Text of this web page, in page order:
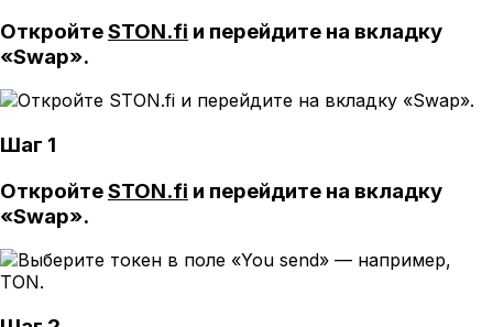
ОткройтеSTON.fi и перейдите на вкладку
«Swap».
Шаг 1
ОткройтеSTON.fi и перейдите на вкладку
«Swap».